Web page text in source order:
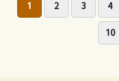
1 2 3 4
10